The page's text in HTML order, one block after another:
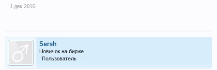
1 дек 2016
Sersh
Новичок на бирже
Пользователь